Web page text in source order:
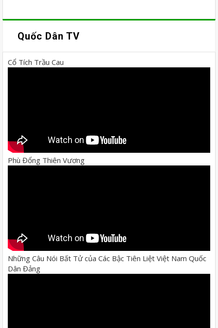
Quốc Dân TV
Cổ Tích Trầu Cau
Phù Đổng Thiên Vương
Những Câu Nói Bất Tử của Các Bậc Tiên Liệt Việt Nam Quốc
Dân Đảng